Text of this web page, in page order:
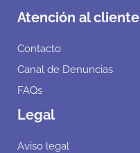
Atención al cliente
Contacto
Canal de Denuncias
FAQs
Legal
Aviso legal